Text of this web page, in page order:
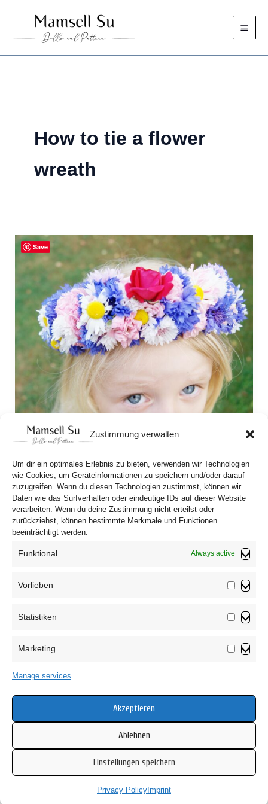
Zustimmung verwalten
Um dir ein optimales Erlebnis zu bieten, verwenden wir Technologien
wie Cookies, um Geräteinformationen zu speichern und/oder darauf
zuzugreifen. Wenn du diesen Technologien zustimmst, können wir
Daten wie das Surfverhalten oder eindeutige IDs auf dieser Website
verarbeiten. Wenn du deine Zustimmung nicht erteilst oder
zurückziehst, können bestimmte Merkmale und Funktionen
beeinträchtigt werden.
Funktional Always active
Vorlieben
Statistiken
Marketing
Manage services
Akzeptieren
Ablehnen
Einstellungen speichern
Privacy Policy Imprint
content
How to tie a flower
wreath
Flower children
colorful. I’ll show you how to easily make a pretty
wildflower wreath.
Cookie Policy (EU)
Copyright © 2026 Mamsell Su
Save